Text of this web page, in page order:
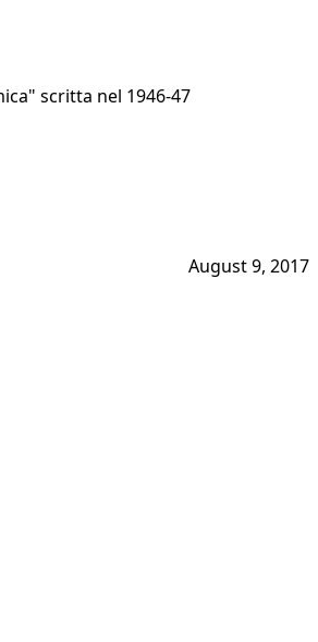
scritta nel 1946-47
August 9, 2017